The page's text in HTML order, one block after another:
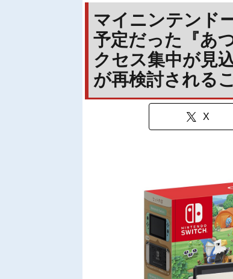
マイニンテンド
予定だった『あ
クセス集中が見
が再検討される
X